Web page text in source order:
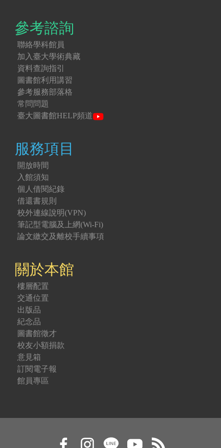
參考諮詢
聯絡學科館員
加入臺大學術典藏
資料查詢指引
圖書館利用講習
參考服務部落格
常問問題
臺大圖書館HELP頻道
服務項目
開放時間
入館須知
個人借閱紀錄
借還書規則
校外連線說明(VPN)
筆記型電腦及上網(Wi-Fi)
論文繳交及離校手續事項
關於本館
樓層配置
交通位置
出版品
紀念品
圖書館徵才
校友小額捐款
意見箱
訂閱電子報
館員專區